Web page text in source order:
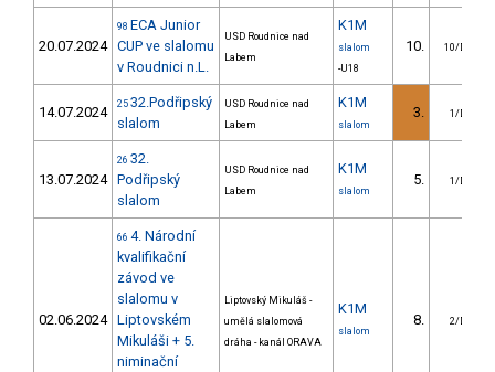
20.07.2024
98 ECA Junior
CUP ve slalomu
v Roudnici n.L.
USD Roudnice nad
Labem
K1M
slalom
-U18
10. 10/DS
14.07.2024 25 32.Podřipský
slalom
USD Roudnice nad
Labem
K1M
slalom
3. 1/DS
13.07.2024
26 32.
Podřipský
slalom
USD Roudnice nad
Labem
K1M
slalom
5. 1/DS
02.06.2024
66 4. Národní
kvalifikační
závod ve
slalomu v
Liptovském
Mikuláši + 5.
niminační
Liptovský Mikuláš -
umělá slalomová
dráha - kanál ORAVA
K1M
slalom
8. 2/DS